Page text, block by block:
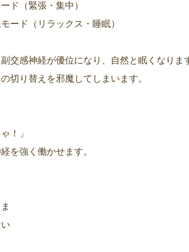
ド（緊張・集中）
モード（リラックス・睡眠）
交感神経が優位になり、自然と眠くなりま
切り替えを邪魔してしまいます。
！」
を強く働かせます。